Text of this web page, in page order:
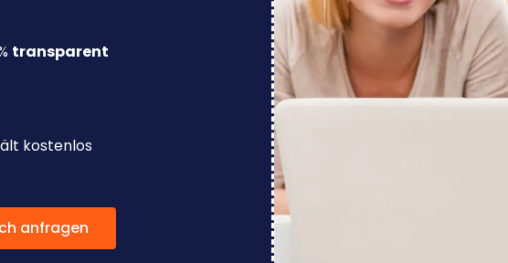
transparent
kostenlos
anfragen